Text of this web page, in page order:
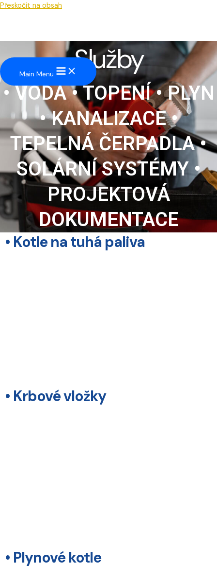
Přeskočit na obsah
Main Menu Služby
• VODA • TOPENÍ • PLYN
• KANALIZACE •
TEPELNÁ ČERPADLA •
SOLÁRNÍ SYSTÉMY •
PROJEKTOVÁ
DOKUMENTACE
• Kotle na tuhá paliva
• Krbové vložky
• Plynové kotle